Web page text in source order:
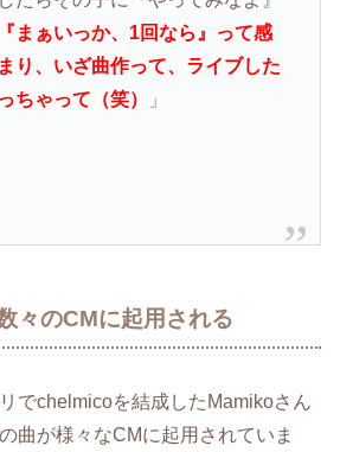
『 まぁいっか、1回なら 』って感
り、いざ曲作って、 ライブした
ちゃって（笑）
」
々のCMに起用される
でchelmicoを結成したMamikoさん
曲が様々なCMに起用されていま